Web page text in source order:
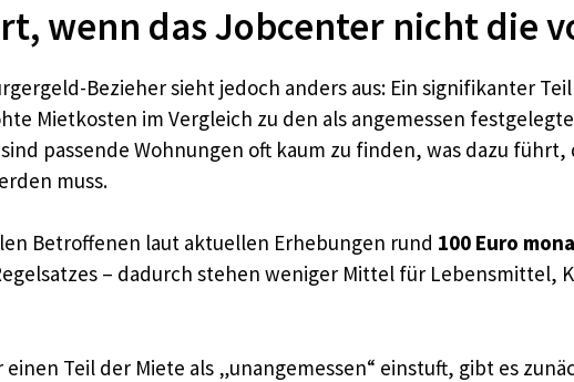
wenn das Jobcenter nicht die
Bezieher sieht jedoch anders aus: Ein signifikanter
Mietkosten im Vergleich zu den als angemessen
passende Wohnungen oft kaum zu finden, was dazu
muss.
Betroffenen laut aktuellen Erhebungen rund 100 Euro
– dadurch stehen weniger Mittel für Lebensmittel,
Teil der Miete als „unangemessen“ einstuft, gibt es